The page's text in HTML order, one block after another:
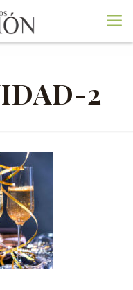
2